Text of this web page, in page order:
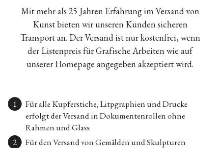
Mit mehr als 25 Jahren Erfahrung im Versand von
Kunst bieten wir unseren Kunden sicheren
Transport an. Der Versand ist nur kostenfrei, wenn
der Listenpreis für Grafische Arbeiten wie auf
unserer Homepage angegeben akzeptiert wird.
Für alle Kupferstiche, Litpgraphien und Drucke
erfolgt der Versand in Dokumentenrollen ohne
Rahmen und Glass
Für den Versand von Gemälden und Skulpturen